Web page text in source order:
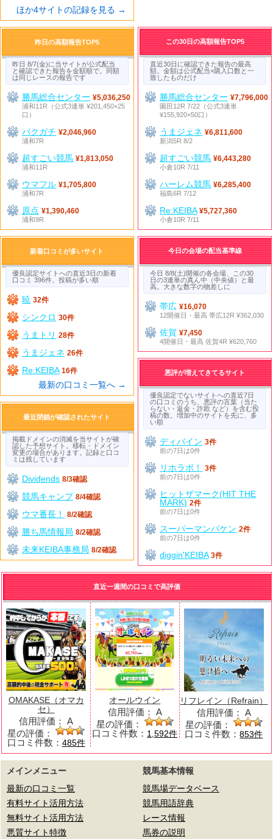
ほか4サイトの記録を見る →
昨日の高額報告TOP5
昨日 8/7(金)に当サイトが公式配当
と確認できた報告を金額順で。同額
は同じレースの報告です
勝馬総合センター ¥5,036,250
浦和11R（公式3連単 ¥201,450×25
口）
バクガチ ¥2,046,960
浦和7R
超すごい競馬 ¥1,813,050
浦和11R
ウマフル ¥1,705,800
浦和7R
原点 ¥1,390,460
浦和9R
この30日の高額報告TOP5
直近30日に確認できた報告の最高
額。金額は公式配当×購入口数と一
致したものだけ
勝馬総合センター ¥7,796,000
園田12R 7/22（公式3連単
¥155,920×50口）
うまジェネ ¥6,811,600
新潟5R 8/2
超すごい競馬 ¥6,443,280
小倉10R 7/11
ハーレム競馬 ¥6,285,400
福島6R 7/12
Re:KEIBA ¥5,727,360
小倉10R 7/11
新着口コミが多いサイト
優良認定サイトへの直近3日の新着
口コミ 396件。投稿が多い順
暁 32件
シンクロ 30件
うまトリ 28件
うまジェネ 26件
Re:KEIBA 16件
最新の口コミ一覧へ →
今日の会場の配当基準線
今日 8/8(土)開催の各会場、この30
日の3連単の真ん中（中央値）と最
高。大きな数字の物差しに
帯広¥16,070
12開催日・最高 帯広12R ¥362,030
佐賀¥7,450
4開催日・最高 佐賀4R ¥620,760
悪評が増えてきてるサイト
優良認定でないサイトへの直近7日
の口コミのうち、悪評の言葉（当た
らない・返金・詐欺 など）を含む投
稿の数。増加中のサイトを先に、多
い順
ディバイン 3件
前の7日は0件
リホラボ！
3件
前の7日は0件
ヒットザマーク(HIT THE
MARK) 2件
前の7日は0件
スーパーマンバケン 2件
前の7日は0件
diggin'KEIBA 3件
最近閉鎖が確認されたサイト
掲載ドメインの消滅を当サイトが確
認した予想サイト。移転・ドメイン
変更の場合があります。記録と口コ
ミは残しています
Dividends 8/3確認
競馬キャンプ 8/4確認
ウマ番長！ 8/2確認
勝ち馬情報局 8/2確認
未来KEIBA事務局 8/2確認
直近一週間の口コミで高評価
OMAKASE（オマカ
セ）
信用評価： A
星の評価：
口コミ件数： 485件
オールウイン
信用評価： A
星の評価：
口コミ件数： 1,592件
リフレイン（Refrain）
信用評価： A
星の評価：
口コミ件数：853件
メインメニュー
最新の口コミ一覧
有料サイト活用方法
無料サイト活用方法
悪質サイト特徴
競馬基本情報
競馬場データベース
競馬用語辞典
レース情報
馬券の説明